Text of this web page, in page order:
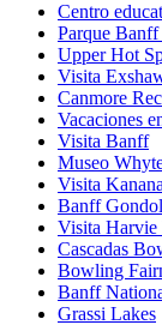
Centro
Parque Banff
Upper Hot
Visita
Canmore
Vacaciones
Visita Banff
Museo
Visita
Banff
Visita Harvie
Cascadas
Bowling
Banff
Grassi Lakes